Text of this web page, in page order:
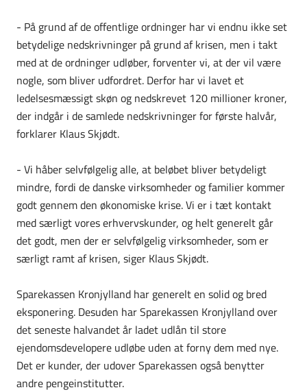
- På grund af de offentlige ordninger har vi endnu ikke set
betydelige nedskrivninger på grund af krisen, men i takt
med at de ordninger udløber, forventer vi, at der vil være
nogle, som bliver udfordret. Derfor har vi lavet et
ledelsesmæssigt skøn og nedskrevet 120 millioner kroner,
der indgår i de samlede nedskrivninger for første halvår,
forklarer Klaus Skjødt.
- Vi håber selvfølgelig alle, at beløbet bliver betydeligt
mindre, fordi de danske virksomheder og familier kommer
godt gennem den økonomiske krise. Vi er i tæt kontakt
med særligt vores erhvervskunder, og helt generelt går
det godt, men der er selvfølgelig virksomheder, som er
særligt ramt af krisen, siger Klaus Skjødt.
Sparekassen Kronjylland har generelt en solid og bred
eksponering. Desuden har Sparekassen Kronjylland over
det seneste halvandet år ladet udlån til store
ejendomsdevelopere udløbe uden at forny dem med nye.
Det er kunder, der udover Sparekassen også benytter
andre pengeinstitutter.